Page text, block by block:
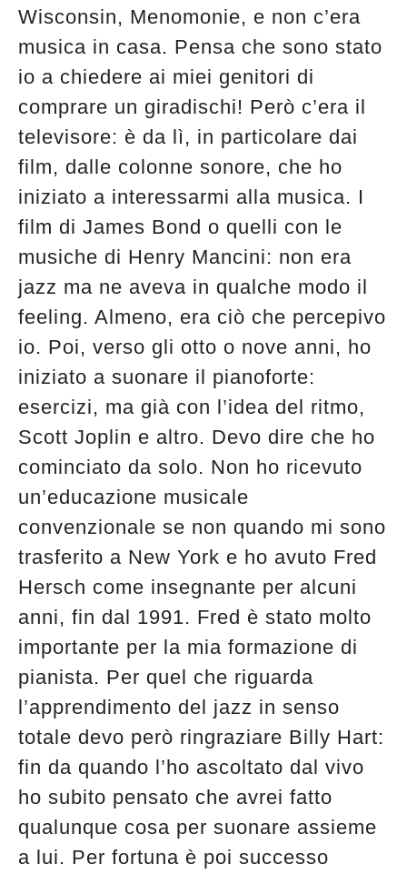
Wisconsin, Menomonie, e non c’era
musica in casa. Pensa che sono stato
io a chiedere ai miei genitori di
comprare un giradischi! Però c’era il
televisore: è da lì, in particolare dai
film, dalle colonne sonore, che ho
iniziato a interessarmi alla musica. I
film di James Bond o quelli con le
musiche di Henry Mancini: non era
jazz ma ne aveva in qualche modo il
feeling. Almeno, era ciò che percepivo
io. Poi, verso gli otto o nove anni, ho
iniziato a suonare il pianoforte:
esercizi, ma già con l’idea del ritmo,
Scott Joplin e altro. Devo dire che ho
cominciato da solo. Non ho ricevuto
un’educazione musicale
convenzionale se non quando mi sono
trasferito a New York e ho avuto Fred
Hersch come insegnante per alcuni
anni, fin dal 1991. Fred è stato molto
importante per la mia formazione di
pianista. Per quel che riguarda
l’apprendimento del jazz in senso
totale devo però ringraziare Billy Hart:
fin da quando l’ho ascoltato dal vivo
ho subito pensato che avrei fatto
qualunque cosa per suonare assieme
a lui. Per fortuna è poi successo